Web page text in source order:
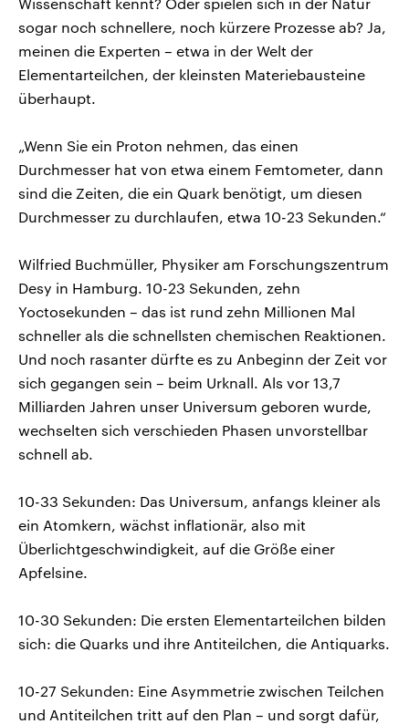
Wissenschaft kennt? Oder spielen sich in der Natur
sogar noch schnellere, noch kürzere Prozesse ab? Ja,
meinen die Experten – etwa in der Welt der
Elementarteilchen, der kleinsten Materiebausteine
überhaupt.
„Wenn Sie ein Proton nehmen, das einen
Durchmesser hat von etwa einem Femtometer, dann
sind die Zeiten, die ein Quark benötigt, um diesen
Durchmesser zu durchlaufen, etwa 10-23 Sekunden.“
Wilfried Buchmüller, Physiker am Forschungszentrum
Desy in Hamburg. 10-23 Sekunden, zehn
Yoctosekunden – das ist rund zehn Millionen Mal
schneller als die schnellsten chemischen Reaktionen.
Und noch rasanter dürfte es zu Anbeginn der Zeit vor
sich gegangen sein – beim Urknall. Als vor 13,7
Milliarden Jahren unser Universum geboren wurde,
wechselten sich verschieden Phasen unvorstellbar
schnell ab.
10-33 Sekunden: Das Universum, anfangs kleiner als
ein Atomkern, wächst inflationär, also mit
Überlichtgeschwindigkeit, auf die Größe einer
Apfelsine.
10-30 Sekunden: Die ersten Elementarteilchen bilden
sich: die Quarks und ihre Antiteilchen, die Antiquarks.
10-27 Sekunden: Eine Asymmetrie zwischen Teilchen
und Antiteilchen tritt auf den Plan – und sorgt dafür,